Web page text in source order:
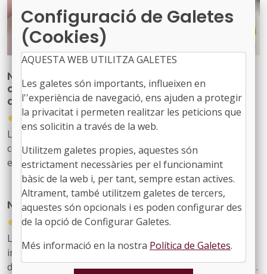
Nova publicació per reforçar les
competències del personal tècnic municipal
d’educació
●
31/07/2026
La Diputació de Barcelona ha editat la publicació ‘Marc
competencial del perfil tècnic municipal d’educació’, una
eina que defineix, ordena i enforteix el nou rol del
personal tècnic d’educació i el seu lideratge en el
desenvolupament i la gestió de les polítiques educatives
locals
Nou butlletí digital de l’FMC, el 934
●
31/07/2026
Les notícies sobre l'activitat de l'FMC, les recents
informacions d'interès per als governs locals, les
disposicions jurídiques noves i diversos actes d'agenda
Configuració de Galetes
(Cookies)
AQUESTA WEB UTILITZA GALETES
Les galetes són importants, influeixen en
l''experiència de navegació, ens ajuden a protegir
la privacitat i permeten realitzar les peticions que
ens solicitin a través de la web.
Utilitzem galetes propies, aquestes són
estrictament necessàries per el funcionamint
bàsic de la web i, per tant, sempre estan actives.
Altrament, també utilitzem galetes de tercers,
aquestes són opcionals i es poden configurar des
de la opció de Configurar Galetes.
Més informació en la nostra Política de Galetes.